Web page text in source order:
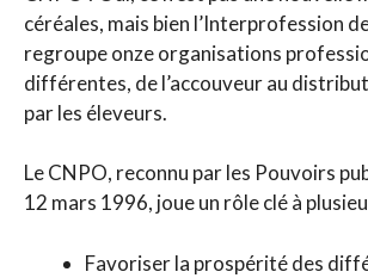
céréales, mais bien l’Interprofession
regroupe onze organisations
différentes, de l’accouveur au
par les éleveurs.
Le CNPO, reconnu par les Pouvoirs
12 mars 1996, joue un rôle clé à
Favoriser la prospérité des